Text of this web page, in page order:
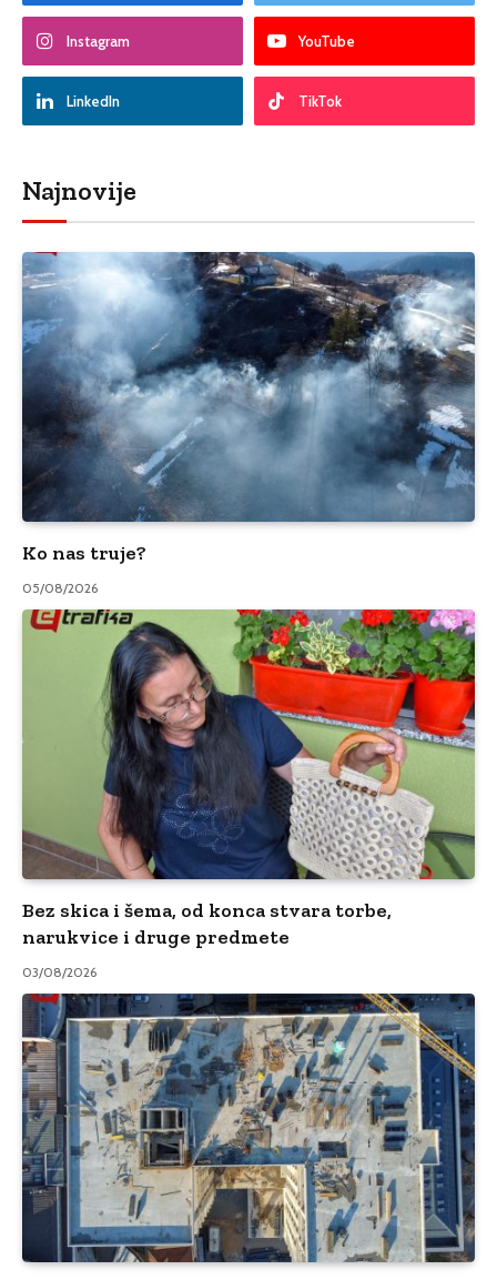
Instagram YouTube
LinkedIn TikTok
Najnovije
Ko nas truje?
05/08/2026
Bez skica i šema, od konca stvara torbe,
narukvice i druge predmete
03/08/2026